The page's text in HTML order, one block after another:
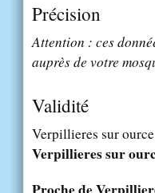
Précision
Attention : ces
auprès de votre
Validité
Verpillieres sur
Verpillieres sur